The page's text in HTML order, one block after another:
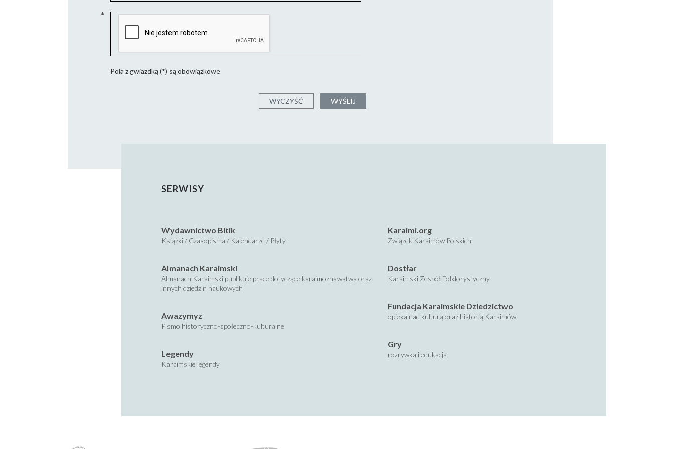
Pola z gwiazdką (*) są obowiązkowe
SERWISY
Wydawnictwo Bitik
Książki / Czasopisma / Kalendarze / Płyty
Almanach Karaimski
Almanach Karaimski publikuje prace dotyczące karaimoznawstwa oraz
innych dziedzin naukowych
Awazymyz
Pismo historyczno-społeczno-kulturalne
Legendy
Karaimskie legendy
Karaimi.org
Związek Karaimów Polskich
Dostłar
Karaimski Zespół Folklorystyczny
Fundacja Karaimskie Dziedzictwo
opieka nad kulturą oraz historią Karaimów
Gry
rozrywka i edukacja